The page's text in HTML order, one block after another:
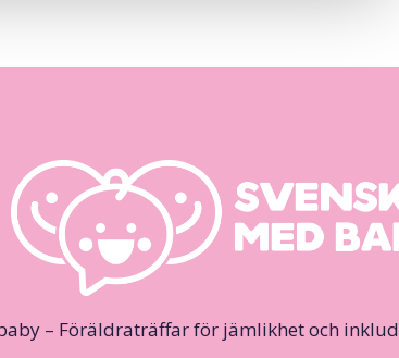
– Föräldraträffar för jämlikhet och